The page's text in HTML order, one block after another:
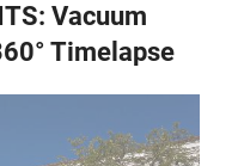
Vacuum
Timelapse